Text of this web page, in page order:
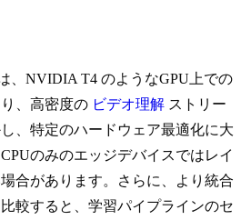
、NVIDIA T4 のようなGPU上での
、高密度の ビデオ理解 ストリー
、特定のハードウェア最適化に大
のみのエッジデバイスではレイ
合があります。さらに、より統合
較すると、学習パイプラインのセ